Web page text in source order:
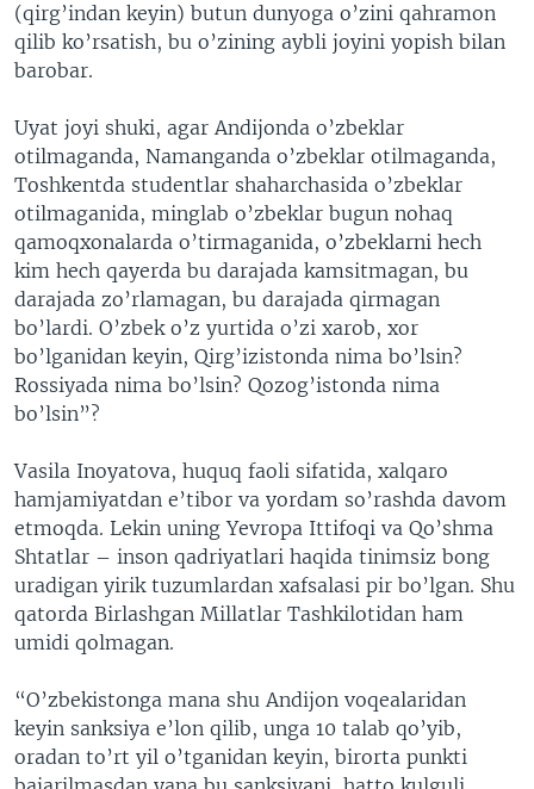
(qirg’indan keyin) butun dunyoga o’zini qahramon
qilib ko’rsatish, bu o’zining aybli joyini yopish bilan
barobar.
Uyat joyi shuki, agar Andijonda o’zbeklar
otilmaganda, Namanganda o’zbeklar otilmaganda,
Toshkentda studentlar shaharchasida o’zbeklar
otilmaganida, minglab o’zbeklar bugun nohaq
qamoqxonalarda o’tirmaganida, o’zbeklarni hech
kim hech qayerda bu darajada kamsitmagan, bu
darajada zo’rlamagan, bu darajada qirmagan
bo’lardi. O’zbek o’z yurtida o’zi xarob, xor
bo’lganidan keyin, Qirg’izistonda nima bo’lsin?
Rossiyada nima bo’lsin? Qozog’istonda nima
bo’lsin”?
Vasila Inoyatova, huquq faoli sifatida, xalqaro
hamjamiyatdan e’tibor va yordam so’rashda davom
etmoqda. Lekin uning Yevropa Ittifoqi va Qo’shma
Shtatlar – inson qadriyatlari haqida tinimsiz bong
uradigan yirik tuzumlardan xafsalasi pir bo’lgan. Shu
qatorda Birlashgan Millatlar Tashkilotidan ham
umidi qolmagan.
“O’zbekistonga mana shu Andijon voqealaridan
keyin sanksiya e’lon qilib, unga 10 talab qo’yib,
oradan to’rt yil o’tganidan keyin, birorta punkti